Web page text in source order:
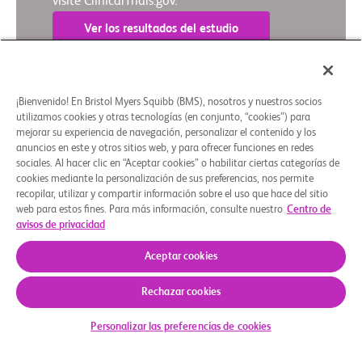
Ver los resultados del estudio
Resumen en lenguaje sencillo
Quiénes somos Grupos de apoyo Aviso legal Política de privacidad Preferencias de cookies
© 2026 Bristol-Myers Squibb Company
¡Bienvenido! En Bristol Myers Squibb (BMS), nosotros y nuestros socios
utilizamos cookies y otras tecnologías (en conjunto, “cookies”) para
mejorar su experiencia de navegación, personalizar el contenido y los
anuncios en este y otros sitios web, y para ofrecer funciones en redes
sociales. Al hacer clic en “Aceptar cookies” o habilitar ciertas categorías de
cookies mediante la personalización de sus preferencias, nos permite
recopilar, utilizar y compartir información sobre el uso que hace del sitio
web para estos fines. Para más información, consulte nuestro Centro de
avisos de privacidad
Aceptar cookies
Rechazar cookies
Personalizar las preferencias de cookies